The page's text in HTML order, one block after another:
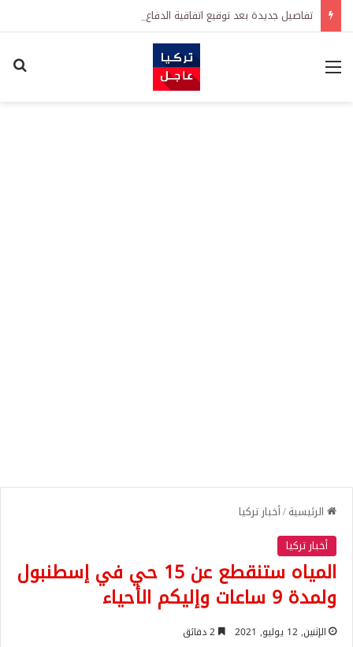
القائمة
الرئيسية/أخبار تركيا
أخبار تركيا
المياه ستنقطع عن 15 حي في إسطنبول
ولمدة 9 ساعات وإليكم الأحياء
الإثنين, 12 يوليو, 2021